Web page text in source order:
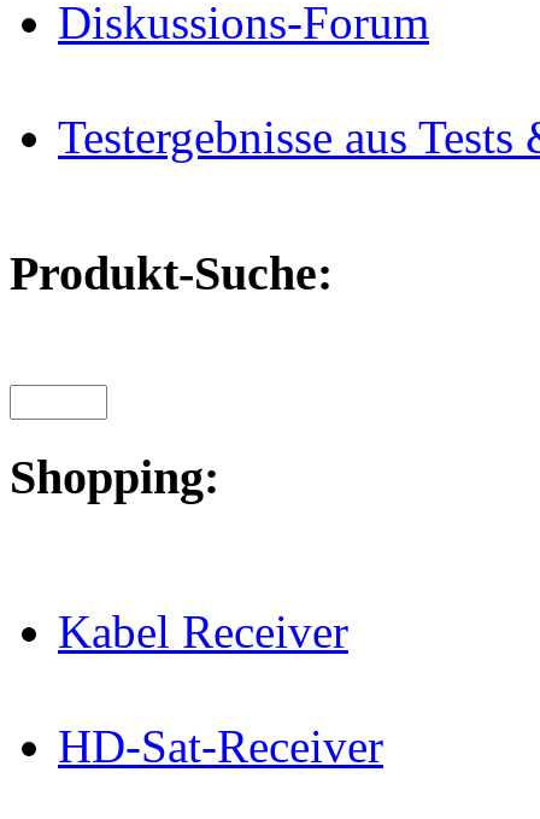
Diskussions-Forum
Testergebnisse aus
Produkt-Suche:
Shopping:
Kabel Receiver
HD-Sat-Receiver